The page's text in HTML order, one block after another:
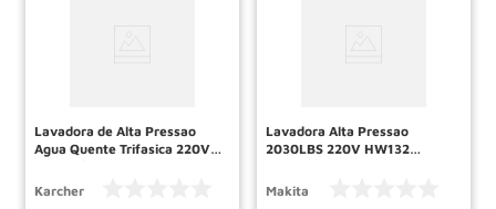
Lavadora de Alta Pressao
Agua Quente Trifasica 220V
Karcher
Lavadora Alta Pressao
2030LBS 220V HW132
Makita